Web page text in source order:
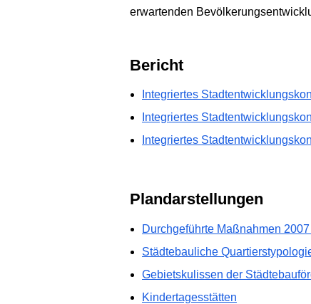
erwartenden
Bericht
Integriertes
Integriertes
Integriertes
Plandarstellungen
Durchgeführte Maßnahmen
Städtebauliche
Gebietskulissen der
Kindertagesstätten